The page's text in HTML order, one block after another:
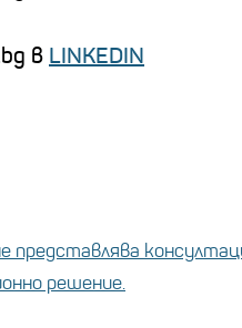
в LINKEDIN
решение.